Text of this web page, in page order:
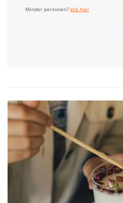
Minder personen?klik hier